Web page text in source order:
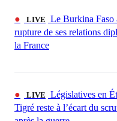
● LIVE
Le Burkina Faso
rupture de ses relations
la France
● LIVE
Législatives en
Tigré reste à l’écart du